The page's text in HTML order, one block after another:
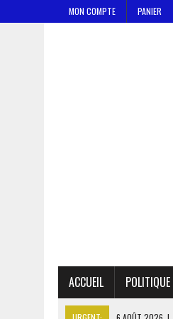
MON COMPTE PANIER
ACCUEIL POLITIQUE